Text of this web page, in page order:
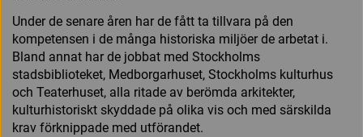
Under de senare åren har de fått ta tillvara på den
kompetensen i de många historiska miljöer de arbetat i.
Bland annat har de jobbat med Stockholms
stadsbiblioteket, Medborgarhuset, Stockholms kulturhus
och Teaterhuset, alla ritade av berömda arkitekter,
kulturhistoriskt skyddade på olika vis och med särskilda
krav förknippade med utförandet.